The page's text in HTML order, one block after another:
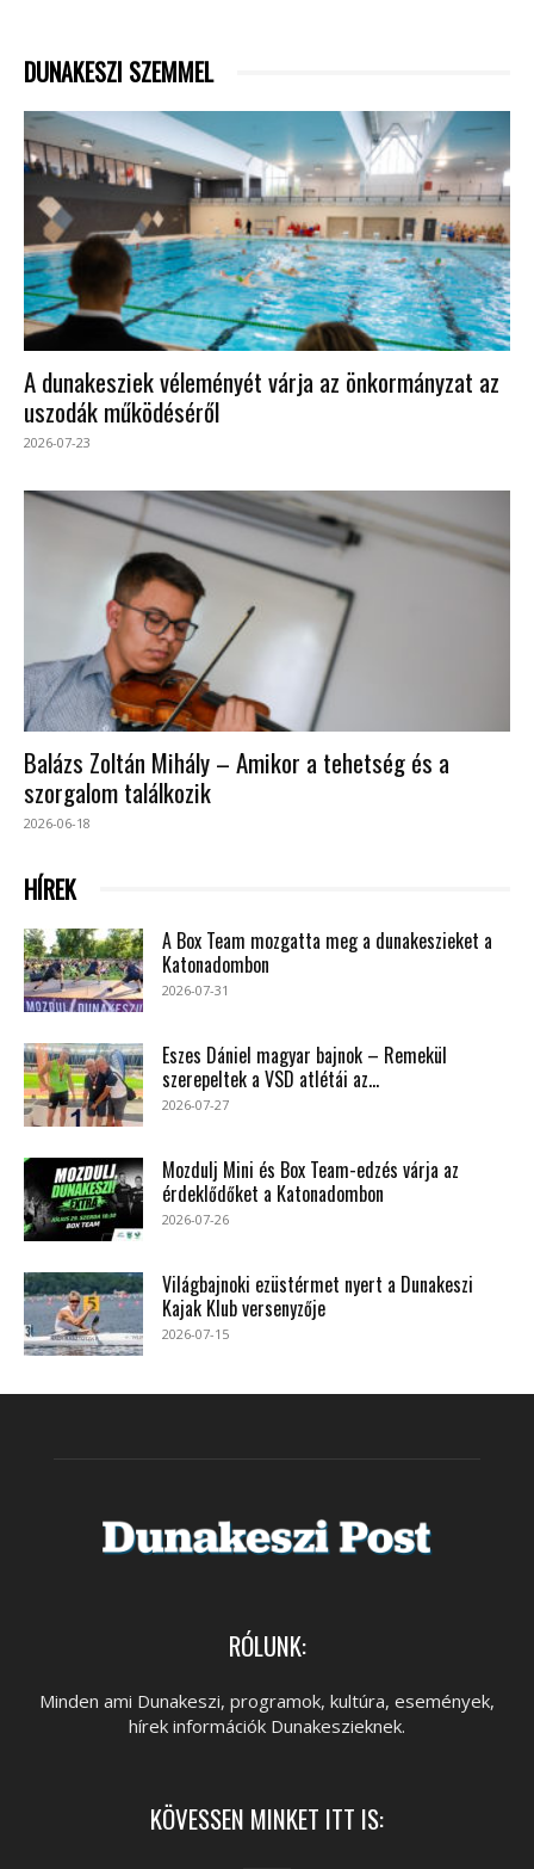
DUNAKESZI SZEMMEL
A dunakesziek véleményét várja az önkormányzat az
uszodák működéséről
2026-07-23
Balázs Zoltán Mihály – Amikor a tehetség és a
szorgalom találkozik
2026-06-18
HÍREK
A Box Team mozgatta meg a dunakeszieket a
Katonadombon
2026-07-31
Eszes Dániel magyar bajnok – Remekül
szerepeltek a VSD atlétái az...
2026-07-27
Mozdulj Mini és Box Team-edzés várja az
érdeklődőket a Katonadombon
2026-07-26
Világbajnoki ezüstérmet nyert a Dunakeszi
Kajak Klub versenyzője
2026-07-15
RÓLUNK:
Minden ami Dunakeszi, programok, kultúra, események,
hírek információk Dunakeszieknek.
KÖVESSEN MINKET ITT IS: